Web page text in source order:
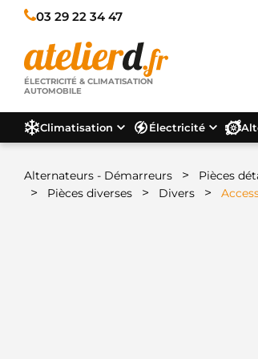
03 29 22 34 47
ÉLECTRICITÉ & CLIMATISATION
AUTOMOBILE
Climatisation Électricité
Alternateurs - Démarreurs > Pièces
> Pièces diverses > Divers >